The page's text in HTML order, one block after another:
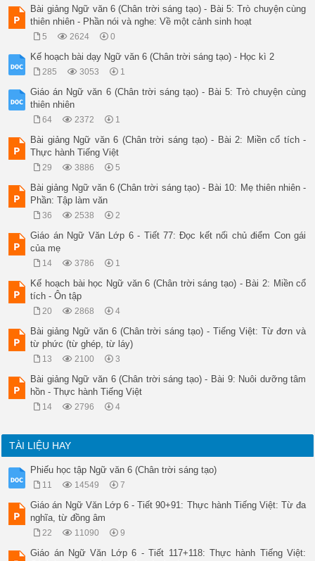
Bài giảng Ngữ văn 6 (Chân trời sáng tạo) - Bài 5: Trò chuyện cùng
thiên nhiên - Phần nói và nghe: Về một cảnh sinh hoạt
5 2624 0
Kế hoạch bài dạy Ngữ văn 6 (Chân trời sáng tạo) - Học kì 2
285 3053 1
Giáo án Ngữ văn 6 (Chân trời sáng tạo) - Bài 5: Trò chuyện cùng
thiên nhiên
64 2372 1
Bài giảng Ngữ văn 6 (Chân trời sáng tạo) - Bài 2: Miền cổ tích -
Thực hành Tiếng Việt
29 3886 5
Bài giảng Ngữ văn 6 (Chân trời sáng tạo) - Bài 10: Mẹ thiên nhiên -
Phần: Tập làm văn
36 2538 2
Giáo án Ngữ Văn Lớp 6 - Tiết 77: Đọc kết nối chủ điểm Con gái
của mẹ
14 3786 1
Kế hoạch bài học Ngữ văn 6 (Chân trời sáng tạo) - Bài 2: Miền cổ
tích - Ôn tập
20 2868 4
Bài giảng Ngữ văn 6 (Chân trời sáng tạo) - Tiếng Việt: Từ đơn và
từ phức (từ ghép, từ láy)
13 2100 3
Bài giảng Ngữ văn 6 (Chân trời sáng tạo) - Bài 9: Nuôi dưỡng tâm
hồn - Thực hành Tiếng Việt
14 2796 4
TÀI LIỆU HAY
Phiếu học tập Ngữ văn 6 (Chân trời sáng tạo)
11 14549 7
Giáo án Ngữ Văn Lớp 6 - Tiết 90+91: Thực hành Tiếng Việt: Từ đa
nghĩa, từ đồng âm
22 11090 9
Giáo án Ngữ Văn Lớp 6 - Tiết 117+118: Thực hành Tiếng Việt: